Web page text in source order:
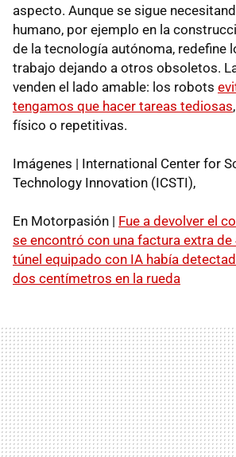
aspecto. Aunque se sigue
humano, por ejemplo en la
de la tecnología autónoma, redefine
trabajo dejando a otros obsoletos.
venden el lado amable: los robots
tengamos que hacer tareas tediosas
físico o repetitivas.
Imágenes | International Center for
Technology Innovation (ICSTI),
En Motorpasión | Fue a devolver el
se encontró con una factura extra
túnel equipado con IA había
dos centímetros en la rueda